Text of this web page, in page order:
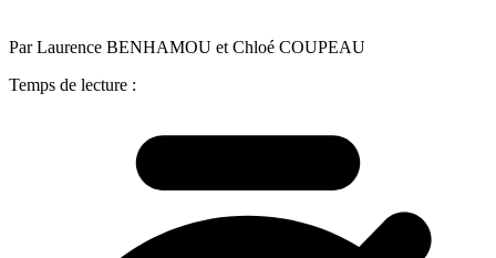
Par Laurence BENHAMOU et Chloé COUPEAU
Temps de lecture :